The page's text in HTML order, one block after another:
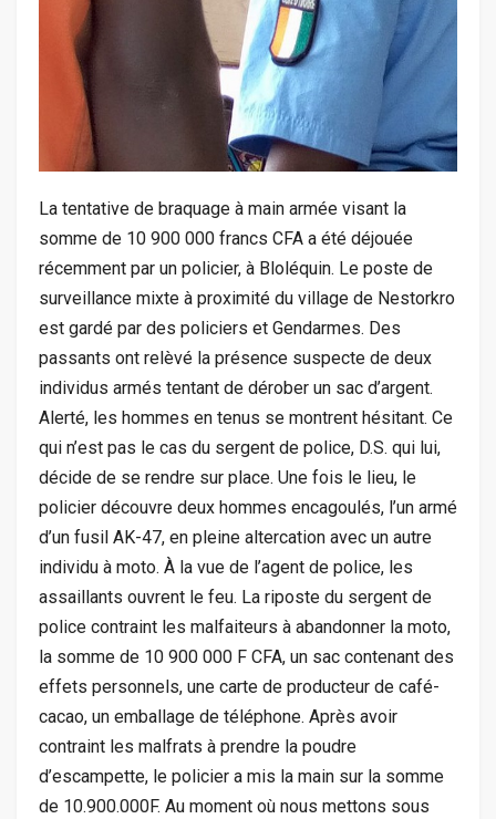
La tentative de braquage à main armée visant la
somme de 10 900 000 francs CFA a été déjouée
récemment par un policier, à Bloléquin. Le poste de
surveillance mixte à proximité du village de Nestorkro
est gardé par des policiers et Gendarmes. Des
passants ont relèvé la présence suspecte de deux
individus armés tentant de dérober un sac d’argent.
Alerté, les hommes en tenus se montrent hésitant. Ce
qui n’est pas le cas du sergent de police, D.S. qui lui,
décide de se rendre sur place. Une fois le lieu, le
policier découvre deux hommes encagoulés, l’un armé
d’un fusil AK-47, en pleine altercation avec un autre
individu à moto. À la vue de l’agent de police, les
assaillants ouvrent le feu. La riposte du sergent de
police contraint les malfaiteurs à abandonner la moto,
la somme de 10 900 000 F CFA, un sac contenant des
effets personnels, une carte de producteur de café-
cacao, un emballage de téléphone. Après avoir
contraint les malfrats à prendre la poudre
d’escampette, le policier a mis la main sur la somme
de 10.900.000F. Au moment où nous mettons sous